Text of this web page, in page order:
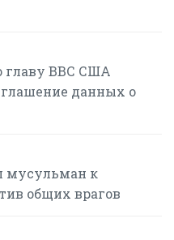
главу ВВС США
данных о
мусульман к
общих врагов